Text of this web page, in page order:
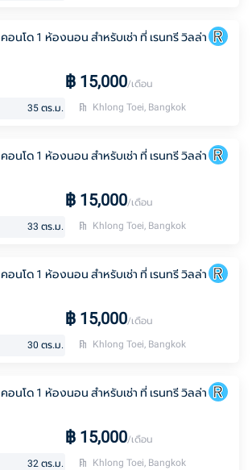
คอนโด 1 ห้องนอน สำหรับเช่า ที่ เรนทรี วิลล่า
฿ 15,000/เดือน
35 ตร.ม. Khlong Toei, Bangkok
คอนโด 1 ห้องนอน สำหรับเช่า ที่ เรนทรี วิลล่า
฿ 15,000/เดือน
33 ตร.ม. Khlong Toei, Bangkok
คอนโด 1 ห้องนอน สำหรับเช่า ที่ เรนทรี วิลล่า
฿ 15,000/เดือน
30 ตร.ม. Khlong Toei, Bangkok
คอนโด 1 ห้องนอน สำหรับเช่า ที่ เรนทรี วิลล่า
฿ 15,000/เดือน
32 ตร.ม. Khlong Toei, Bangkok